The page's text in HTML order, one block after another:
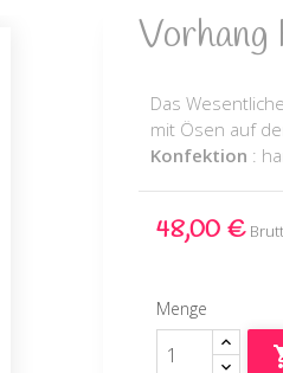
Das
mit Ösen auf
Konfektion :
48,00 €
Menge